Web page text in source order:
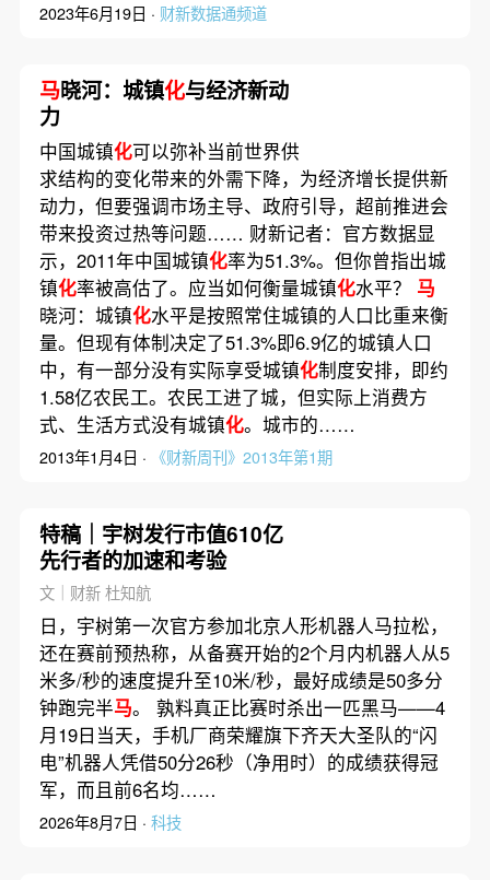
2023年6月19日 · 财新数据通频道
马晓河：城镇化与经济新动
力
中国城镇化可以弥补当前世界供
求结构的变化带来的外需下降，为经济增长提供新
动力，但要强调市场主导、政府引导，超前推进会
带来投资过热等问题…… 财新记者：官方数据显
示，2011年中国城镇化率为51.3%。但你曾指出城
镇化率被高估了。应当如何衡量城镇化水平？ 马
晓河：城镇化水平是按照常住城镇的人口比重来衡
量。但现有体制决定了51.3%即6.9亿的城镇人口
中，有一部分没有实际享受城镇化制度安排，即约
1.58亿农民工。农民工进了城，但实际上消费方
式、生活方式没有城镇化。城市的……
2013年1月4日 · 《财新周刊》2013年第1期
特稿｜宇树发行市值610亿
先行者的加速和考验
文｜财新 杜知航
日，宇树第一次官方参加北京人形机器人马拉松，
还在赛前预热称，从备赛开始的2个月内机器人从5
米多/秒的速度提升至10米/秒，最好成绩是50多分
钟跑完半马。 孰料真正比赛时杀出一匹黑马——4
月19日当天，手机厂商荣耀旗下齐天大圣队的“闪
电”机器人凭借50分26秒（净用时）的成绩获得冠
军，而且前6名均……
2026年8月7日 · 科技